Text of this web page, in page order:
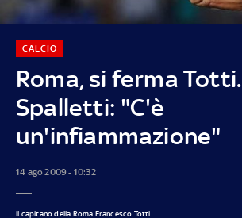
Roma, si ferma Totti.
Spalletti: "C'è
un'infiammazione"
CALCIO
14 ago 2009 - 10:32
Il capitano della Roma Francesco Totti